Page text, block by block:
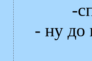
-
- ну до